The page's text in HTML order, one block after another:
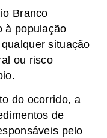
Branco
à população
situação
ou risco
do ocorrido, a
de
pelo